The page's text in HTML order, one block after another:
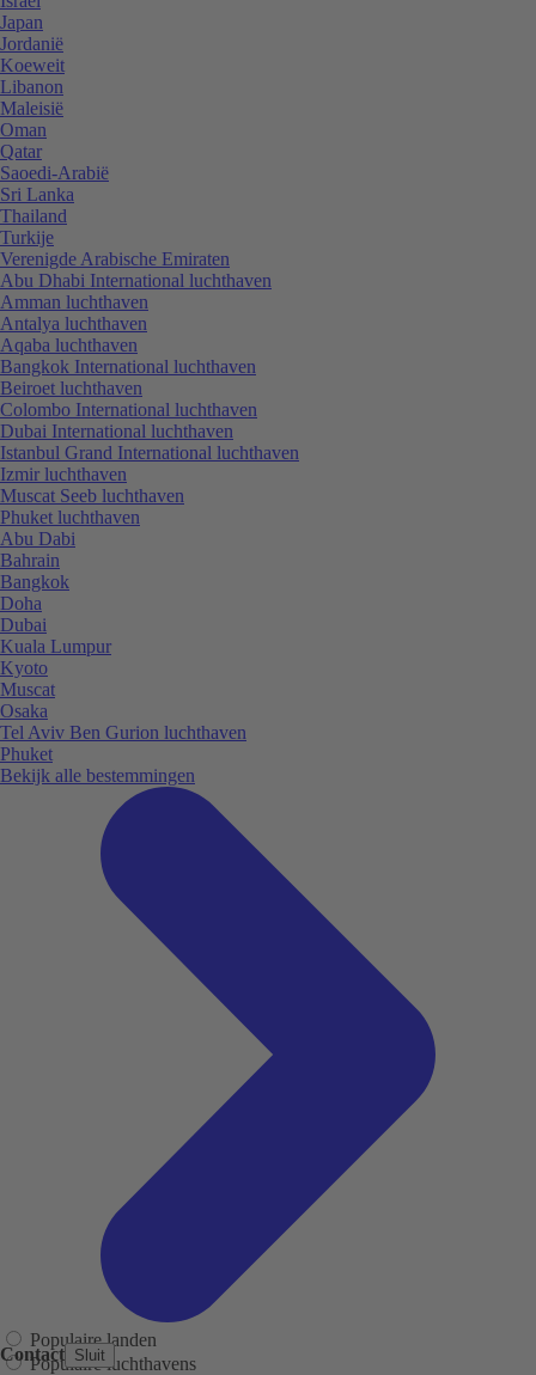
Contact Sluit
Japan
Jordanië
Koeweit
Libanon
Maleisië
Oman
Qatar
Saoedi-Arabië
Sri Lanka
Thailand
Turkije
Verenigde Arabische Emiraten
Abu Dhabi International luchthaven
Amman luchthaven
Antalya luchthaven
Aqaba luchthaven
Bangkok International luchthaven
Beiroet luchthaven
Colombo International luchthaven
Dubai International luchthaven
Istanbul Grand International luchthaven
Izmir luchthaven
Muscat Seeb luchthaven
Phuket luchthaven
Abu Dabi
Bahrain
Bangkok
Doha
Dubai
Kuala Lumpur
Kyoto
Muscat
Osaka
Tel Aviv Ben Gurion luchthaven
Phuket
Bekijk alle bestemmingen
Populaire landen
Populaire luchthavens